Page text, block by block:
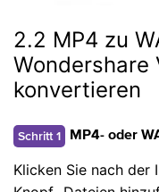
2.2 MP4 zu
Wondershare
konvertieren
Schritt 1 MP4- oder
Klicken Sie nach